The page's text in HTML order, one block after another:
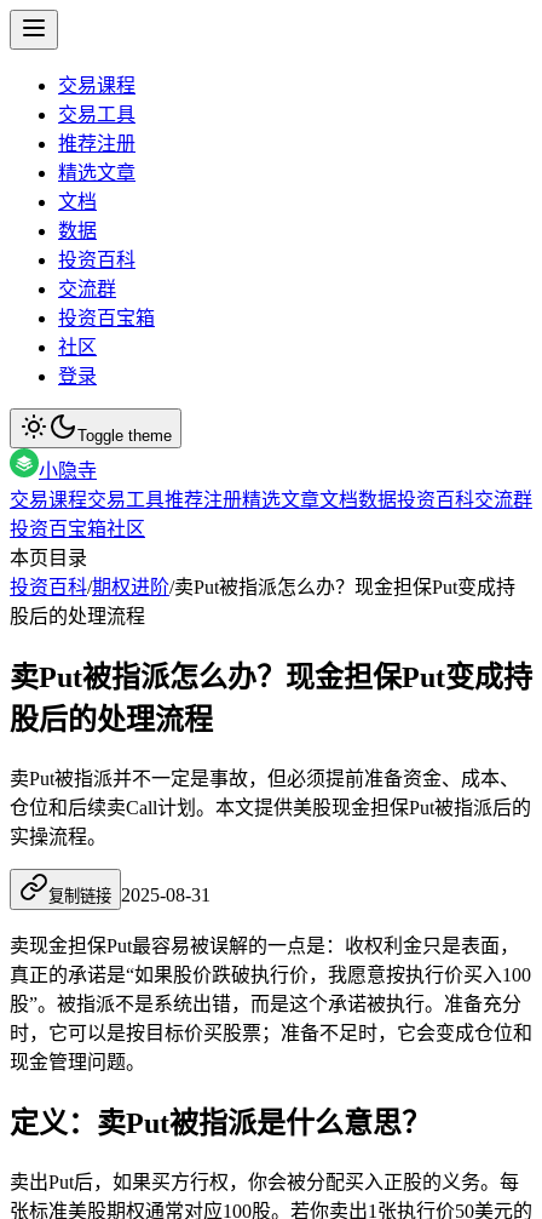
交易课程
交易工具
推荐注册
精选文章
文档
数据
投资百科
交流群
投资百宝箱
社区
登录
Toggle theme
小隐寺
交易课程交易工具推荐注册精选文章文档数据投资百科交流群
投资百宝箱社区
本页目录
投资百科/期权进阶/卖Put被指派怎么办？现金担保Put变成持
股后的处理流程
卖Put被指派怎么办？现金担保Put变成持
股后的处理流程
卖Put被指派并不一定是事故，但必须提前准备资金、成本、
仓位和后续卖Call计划。本文提供美股现金担保Put被指派后的
实操流程。
复制链接 2025-08-31
卖现金担保Put最容易被误解的一点是：收权利金只是表面，
真正的承诺是“如果股价跌破执行价，我愿意按执行价买入100
股”。被指派不是系统出错，而是这个承诺被执行。准备充分
时，它可以是按目标价买股票；准备不足时，它会变成仓位和
现金管理问题。
定义：卖Put被指派是什么意思？
卖出Put后，如果买方行权，你会被分配买入正股的义务。每
张标准美股期权通常对应100股。若你卖出1张执行价50美元的